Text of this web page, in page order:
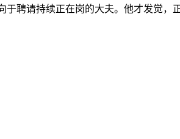
于聘请持续正在岗的大夫。他才发觉